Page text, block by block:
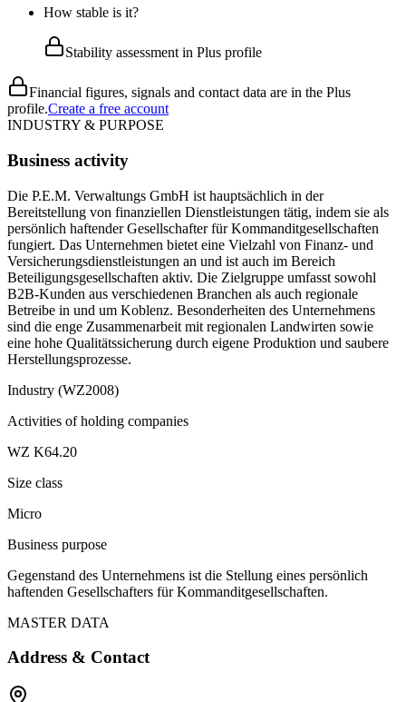
How stable is it?
Stability assessment in Plus profile
Financial figures, signals and contact data are in the Plus
profile.Create a free account
INDUSTRY & PURPOSE
Business activity
Die P.E.M. Verwaltungs GmbH ist hauptsächlich in der
Bereitstellung von finanziellen Dienstleistungen tätig, indem sie als
persönlich haftender Gesellschafter für Kommanditgesellschaften
fungiert. Das Unternehmen bietet eine Vielzahl von Finanz- und
Versicherungsdienstleistungen an und ist auch im Bereich
Beteiligungsgesellschaften aktiv. Die Zielgruppe umfasst sowohl
B2B-Kunden aus verschiedenen Branchen als auch regionale
Betreibe in und um Koblenz. Besonderheiten des Unternehmens
sind die enge Zusammenarbeit mit regionalen Landwirten sowie
eine hohe Qualitätssicherung durch eigene Produktion und saubere
Herstellungsprozesse.
Industry (WZ2008)
Activities of holding companies
WZ K64.20
Size class
Micro
Business purpose
Gegenstand des Unternehmens ist die Stellung eines persönlich
haftenden Gesellschafters für Kommanditgesellschaften.
MASTER DATA
Address & Contact